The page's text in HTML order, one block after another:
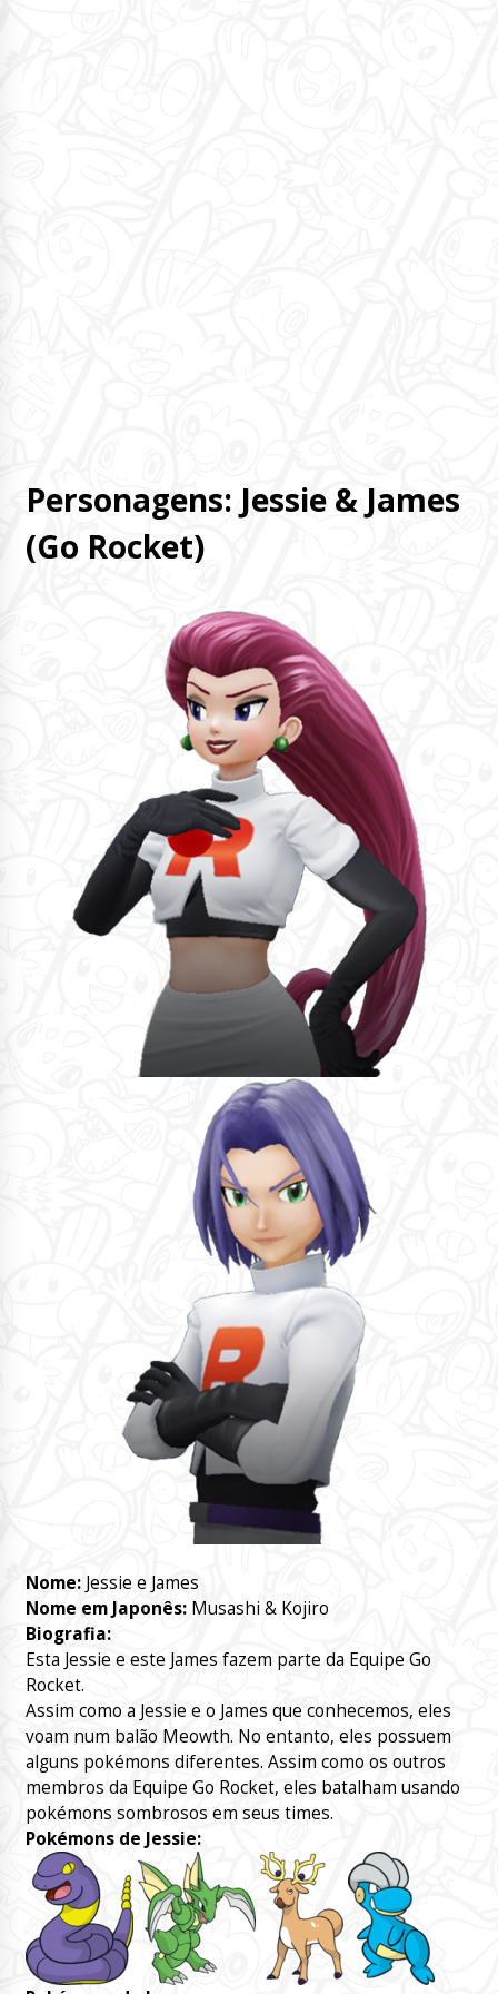
Personagens: Jessie & James
(Go Rocket)
Nome:Jessie e James
Nome em Japonês:Musashi & Kojiro
Biografia:
Esta Jessie e este James fazem parte da Equipe Go
Rocket.
Assim como a Jessie e o James que conhecemos, eles
voam num balão Meowth. No entanto, eles possuem
alguns pokémons diferentes. Assim como os outros
membros da Equipe Go Rocket, eles batalham usando
pokémons sombrosos em seus times.
Pokémons de Jessie: